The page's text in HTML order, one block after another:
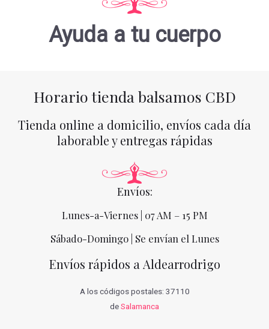
Ayuda a tu cuerpo
Horario tienda balsamos CBD
Tienda online a domicilio, envíos cada día
laborable y entregas rápidas
Envíos:
Lunes-a-Viernes | 07 AM – 15 PM
Sábado-Domingo | Se envían el Lunes
Envíos rápidos a Aldearrodrigo
A los códigos postales: 37110
deSalamanca